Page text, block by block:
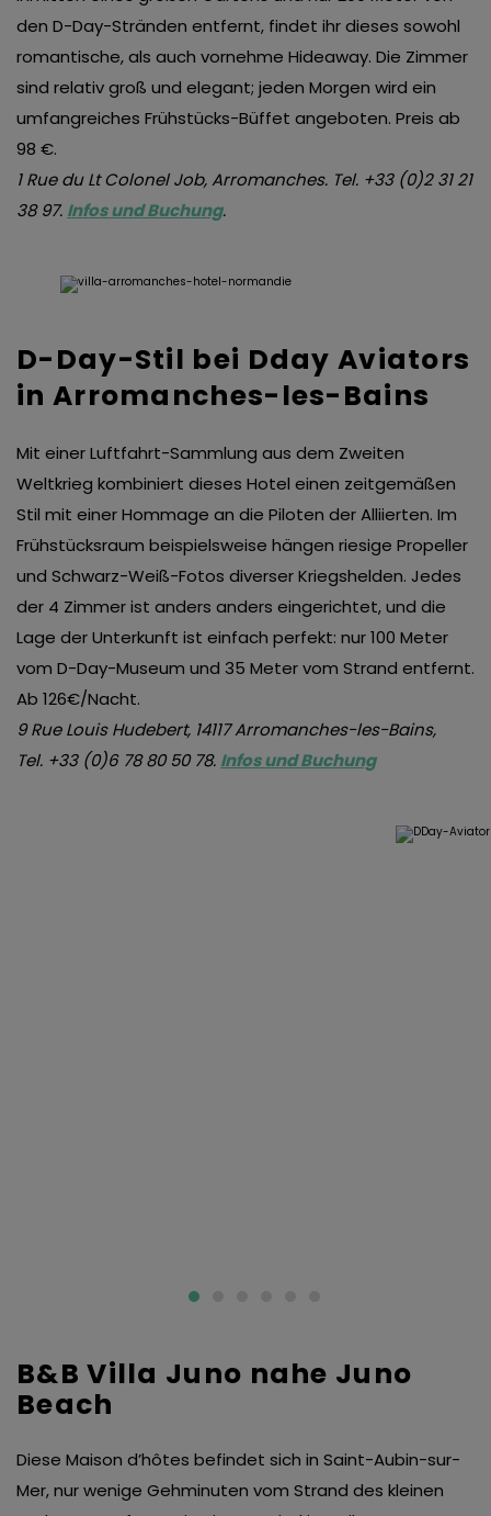
den D-Day-Stränden entfernt, findet ihr dieses sowohl
romantische, als auch vornehme Hideaway. Die Zimmer
sind relativ groß und elegant; jeden Morgen wird ein
umfangreiches Frühstücks-Büffet angeboten. Preis ab
98 €.
1 Rue du Lt Colonel Job, Arromanches. Tel. +33 (0)2 31 21
38 97. Infos und Buchung.
D-Day-Stil bei Dday Aviators
in Arromanches-les-Bains
Mit einer Luftfahrt-Sammlung aus dem Zweiten
Weltkrieg kombiniert dieses Hotel einen zeitgemäßen
Stil mit einer Hommage an die Piloten der Alliierten. Im
Frühstücksraum beispielsweise hängen riesige Propeller
und Schwarz-Weiß-Fotos diverser Kriegshelden. Jedes
der 4 Zimmer ist anders anders eingerichtet, und die
Lage der Unterkunft ist einfach perfekt: nur 100 Meter
vom D-Day-Museum und 35 Meter vom Strand entfernt.
Ab 126€/Nacht.
9 Rue Louis Hudebert, 14117 Arromanches-les-Bains,
Tel. +33 (0)6 78 80 50 78. Infos und Buchung
B&B Villa Juno nahe Juno
Beach
Diese Maison d’hôtes befindet sich in Saint-Aubin-sur-
Mer, nur wenige Gehminuten vom Strand des kleinen